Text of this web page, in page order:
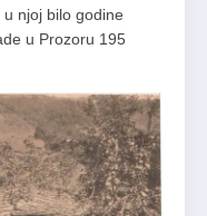
njoj bilo godine
u Prozoru 195